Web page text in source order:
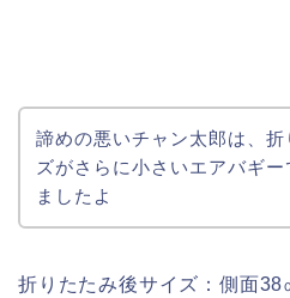
諦めの悪いチャン太郎は、折
ズがさらに小さいエアバギ
ましたよ
折りたたみ後サイズ：側面